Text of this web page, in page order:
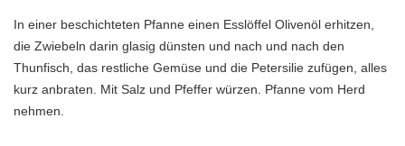
In einer beschichteten Pfanne einen Esslöffel Olivenöl erhitzen,
die Zwiebeln darin glasig dünsten und nach und nach den
Thunfisch, das restliche Gemüse und die Petersilie zufügen, alles
kurz anbraten. Mit Salz und Pfeffer würzen. Pfanne vom Herd
nehmen.